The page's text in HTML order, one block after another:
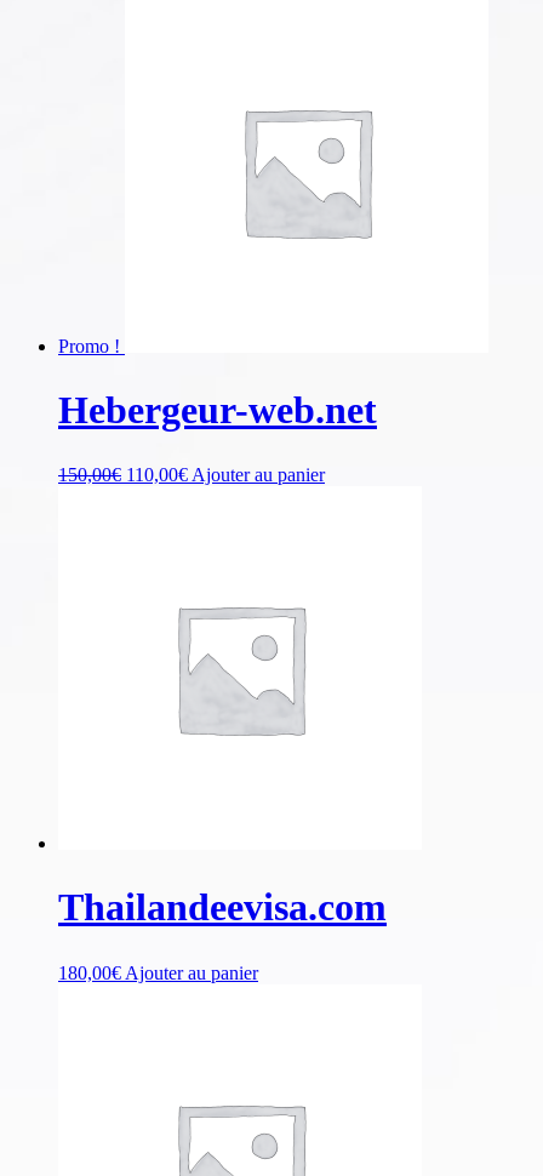
Promo !
Hebergeur-web.net
150,00€ 110,00€ Ajouter au panier
Thailandeevisa.com
180,00€ Ajouter au panier